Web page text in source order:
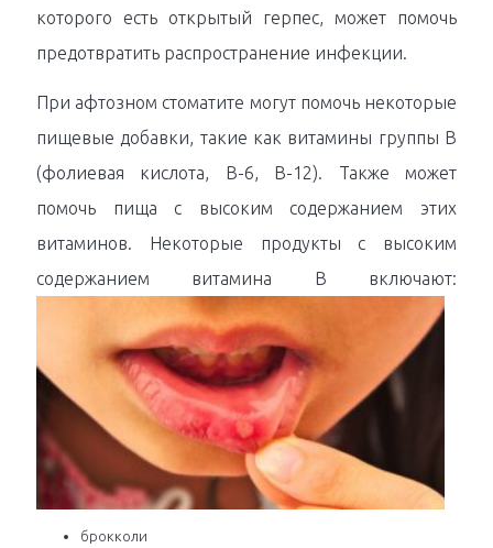
которого есть открытый герпес, может помочь
предотвратить распространение инфекции.
При афтозном стоматите могут помочь некоторые
пищевые добавки, такие как витамины группы B
(фолиевая кислота, B-6, B-12). Также может
помочь пища с высоким содержанием этих
витаминов. Некоторые продукты с высоким
содержанием витамина B включают:
брокколи